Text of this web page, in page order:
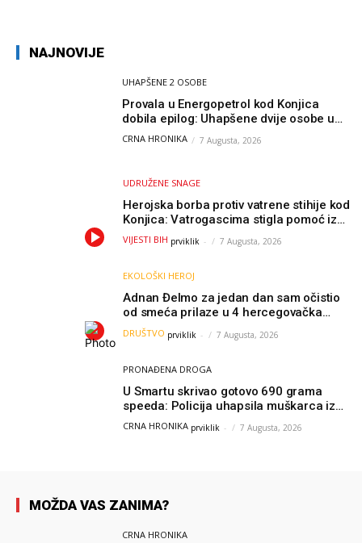
NAJNOVIJE
UHAPŠENE 2 OSOBE
Provala u Energopetrol kod Konjica
dobila epilog: Uhapšene dvije osobe u
Čapljini i Jablanici
CRNA HRONIKA 7 Augusta, 2026
UDRUŽENE SNAGE
Herojska borba protiv vatrene stihije kod
Konjica: Vatrogascima stigla pomoć iz
Sarajeva, helikopteri i Air Tractori
udružili snage
VIJESTI BIH prviklik - 7 Augusta, 2026
EKOLOŠKI HEROJ
Adnan Đelmo za jedan dan sam očistio
od smeća prilaze u 4 hercegovačka
grada: “Danas nisam čistio samo smeće,
čistio sam sliku o nama”
DRUŠTVO prviklik - 7 Augusta, 2026
PRONAĐENA DROGA
U Smartu skrivao gotovo 690 grama
speeda: Policija uhapsila muškarca iz
Hercegovine
CRNA HRONIKA prviklik - 7 Augusta, 2026
MOŽDA VAS ZANIMA?
CRNA HRONIKA